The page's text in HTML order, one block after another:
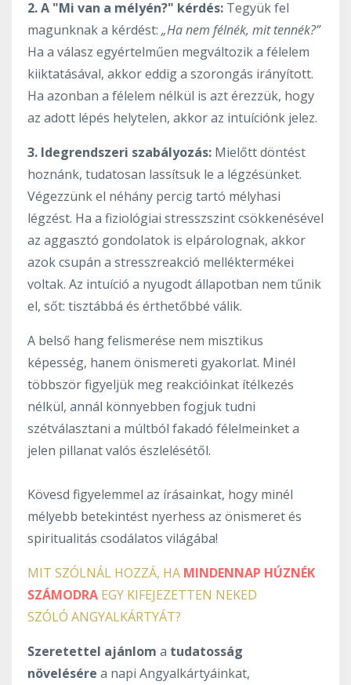
2. A "Mi van a mélyén?" kérdés: Tegyük fel
magunknak a kérdést: „Ha nem félnék, mit tennék?”
Ha a válasz egyértelműen megváltozik a félelem
kiiktatásával, akkor eddig a szorongás irányított.
Ha azonban a félelem nélkül is azt érezzük, hogy
az adott lépés helytelen, akkor az intuíciónk jelez.
3. Idegrendszeri szabályozás: Mielőtt döntést
hoznánk, tudatosan lassítsuk le a légzésünket.
Végezzünk el néhány percig tartó mélyhasi
légzést. Ha a fiziológiai stresszszint csökkenésével
az aggasztó gondolatok is elpárolognak, akkor
azok csupán a stresszreakció melléktermékei
voltak. Az intuíció a nyugodt állapotban nem tűnik
el, sőt: tisztábbá és érthetőbbé válik.
A belső hang felismerése nem misztikus
képesség, hanem önismereti gyakorlat. Minél
többször figyeljük meg reakcióinkat ítélkezés
nélkül, annál könnyebben fogjuk tudni
szétválasztani a múltból fakadó félelmeinket a
jelen pillanat valós észlelésétől.
Kövesd figyelemmel az írásainkat, hogy minél
mélyebb betekintést nyerhess az önismeret és
spiritualitás csodálatos világába!
MIT SZÓLNÁL HOZZÁ, HA MINDENNAP HÚZNÉK
SZÁMODRA EGY KIFEJEZETTEN NEKED
SZÓLÓ ANGYALKÁRTYÁT?
Szeretettel ajánlom a tudatosság
növelésére a napi Angyalkártyáinkat,